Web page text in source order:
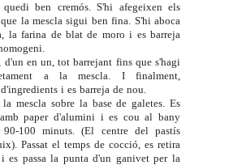
ben cremós. S'hi afegeixen els
la mescla sigui ben fina. S'hi aboca
la farina de blat de moro i es barreja
d'un en un, tot barrejant fins que s'hagi
a la mescla. I finalment,
i es barreja de nou.
la mescla sobre la base de galetes. Es
paper d'alumini i es cou al bany
100 minuts. (El centre del pastís
Passat el temps de cocció, es retira
es passa la punta d'un ganivet per la